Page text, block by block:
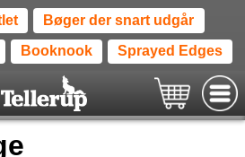
Bøger der snart udgår
Booknook Sprayed Edges